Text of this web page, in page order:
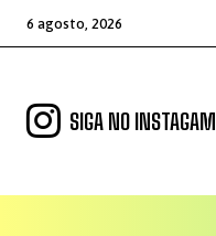
6 agosto, 2026
SIGA NO INSTAGAM